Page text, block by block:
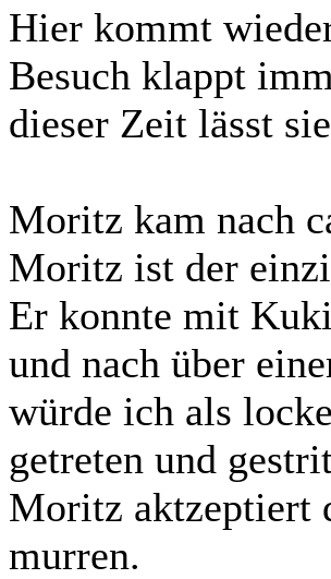
Hier kommt
Besuch klappt
dieser Zeit lässt
Moritz kam nach
Moritz ist der
Er konnte mit
und nach über
würde ich als
getreten und
Moritz aktzeptiert
murren.